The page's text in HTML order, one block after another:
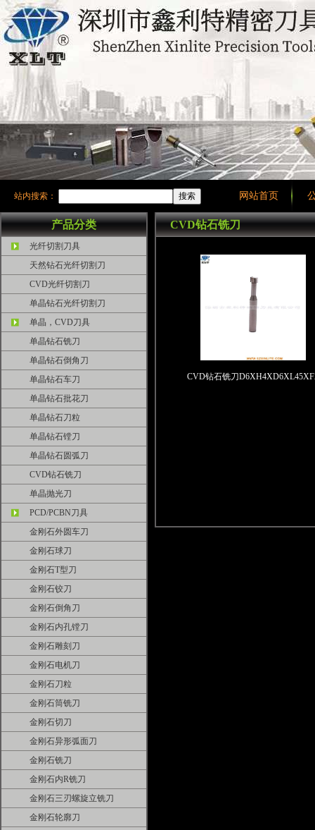
站内搜索： 网站首页
产品分类
光纤切割刀具
天然钻石光纤切割刀
CVD光纤切割刀
单晶钻石光纤切割刀
单晶，CVD刀具
单晶钻石铣刀
单晶钻石倒角刀
单晶钻石车刀
单晶钻石批花刀
单晶钻石刀粒
单晶钻石镗刀
单晶钻石圆弧刀
CVD钻石铣刀
单晶抛光刀
PCD/PCBN刀具
金刚石外圆车刀
金刚石球刀
金刚石T型刀
金刚石铰刀
金刚石倒角刀
金刚石内孔镗刀
金刚石雕刻刀
金刚石电机刀
金刚石刀粒
金刚石筒铣刀
金刚石切刀
金刚石异形弧面刀
金刚石铣刀
金刚石内R铣刀
金刚石三刃螺旋立铣刀
金刚石轮廓刀
CVD钻石铣刀
CVD钻石铣刀